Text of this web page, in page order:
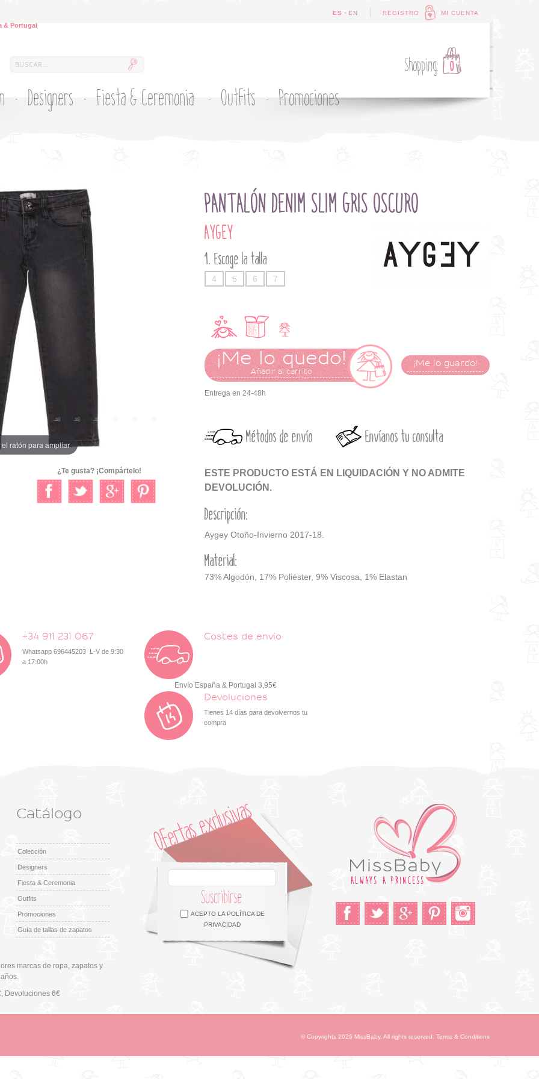
& Portugal
REGISTRO MI CUENTA
ES - EN
Shopping: 0
Designers Fiesta & Ceremonia Outfits Promociones
el ratón para ampliar
¿Te gusta? ¡Compártelo!
PANTALÓN DENIM SLIM GRIS OSCURO
AYGEY
Escoge la talla
4 5 6 7
¡Me lo quedo!
Añadir al carrito
¡Me lo guardo!
Entrega en 24-48h
Métodos de envío Envíanos tu consulta
ESTE PRODUCTO ESTÁ EN LIQUIDACIÓN Y NO ADMITE
DEVOLUCIÓN.
Descripción:
Aygey Otoño-Invierno 2017-18.
Material:
73% Algodón, 17% Poliéster, 9% Viscosa, 1% Elastan
+34 911 231 067
Whatsapp 696445203 L-V de 9:30
a 17:00h
Costes de envío
Envío España & Portugal 3,95€
Devoluciones
Tienes 14 días para devolvernos tu
compra
Catálogo
Colección
Designers
Fiesta & Ceremonia
Outfits
Promociones
Guía de tallas de zapatos
marcas de ropa, zapatos y
, Devoluciones 6€
Suscribirse
ACEPTO LAPOLÍTICA DE
PRIVACIDAD
Facebook Twitter Google +
© Copyrights 2026 MissBaby. All rights reserved. Terms & Conditions